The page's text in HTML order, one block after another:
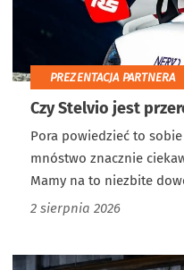
PREZENTACJA PARTNERA
Czy Stelvio jest
Pora powiedzieć to
mnóstwo znacznie
Mamy na to niezbite
2 sierpnia 2026